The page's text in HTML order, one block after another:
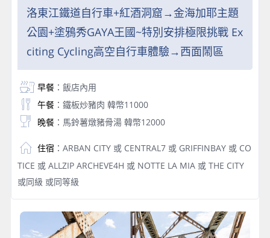
洛東江鐵道自行車+紅酒洞窟→⾦海加耶主題
公園+塗鴉秀GAYA王國~特別安排極限挑戰 Ex
citing Cycling高空自行車體驗→西面鬧區
早餐：飯店內用
午餐：鐵板炒豬肉 韓幣11000
晚餐：馬鈴薯燉豬骨湯 韓幣12000
住宿 ：ARBAN CITY 或 CENTRAL7 或 GRIFFINBAY 或 CO
TICE 或 ALLZIP ARCHEVE4H 或 NOTTE LA MIA 或 THE CITY
或同級 或同等級